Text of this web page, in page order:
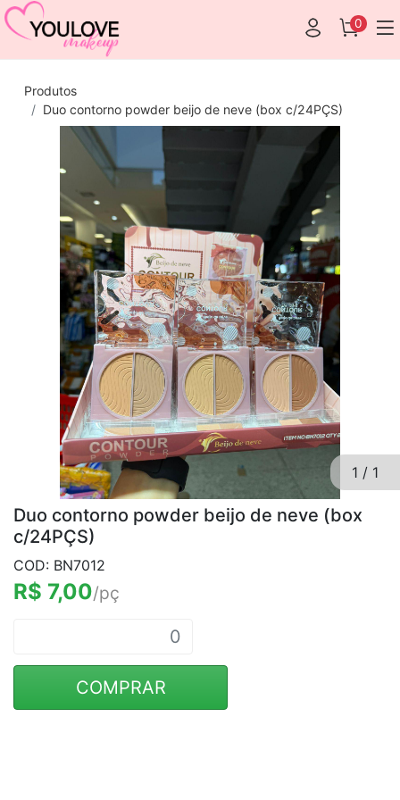
0
Produtos
Duo contorno powder beijo de neve (box c/24PÇS)
1 / 1
Duo contorno powder beijo de neve (box
c/24PÇS)
COD: BN7012
R$ 7,00/pç
COMPRAR